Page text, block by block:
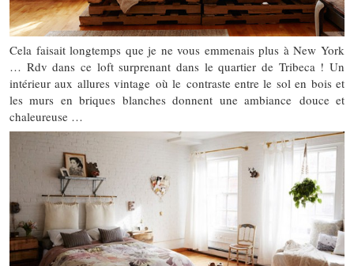
Cela faisait longtemps que je ne vous emmenais plus à New York
… Rdv dans ce loft surprenant dans le quartier de Tribeca ! Un
intérieur aux allures vintage où le contraste entre le sol en bois et
les murs en briques blanches donnent une ambiance douce et
chaleureuse …